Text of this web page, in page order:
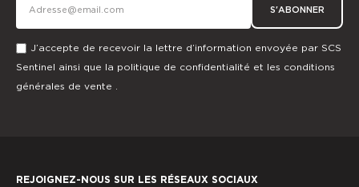
S'ABONNER
J’accepte de recevoir la lettre d’information envoyée par SCS
Sentinel ainsi que la politique de confidentialité et les conditions
générales de vente .
REJOIGNEZ-NOUS SUR LES RÉSEAUX SOCIAUX